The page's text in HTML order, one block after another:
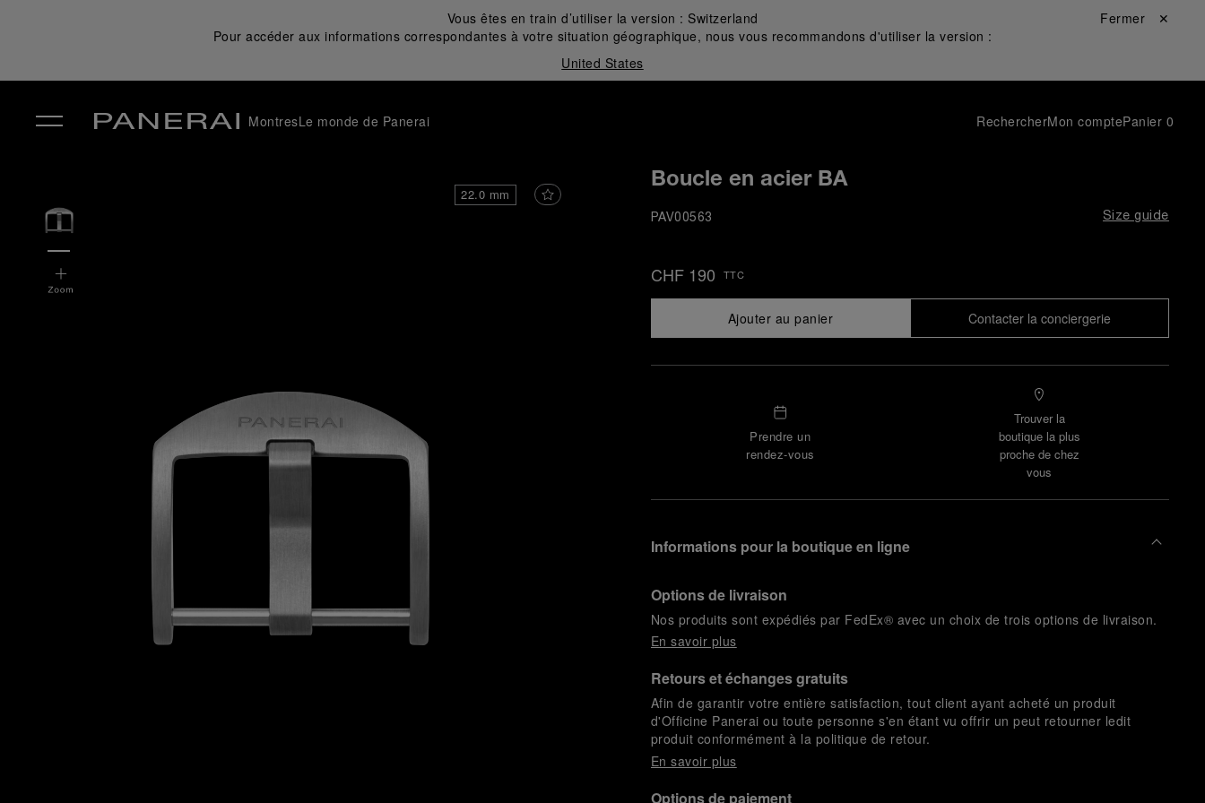
Vous êtes en train d’utiliser la version : Switzerland
Pour accéder aux informations correspondantes à votre situation géographique, nous vous recommandons d'utiliser la version :
United States
Fermer ✕
MontresLe monde de Panerai RechercherMon comptePanier 0
22.0 mm
Boucle en acier BA
PAV00563 Size guide
CHF 190 TTC
Ajouter au panier Contacter la conciergerie
Prendre un
rendez-vous
Trouver la
boutique la plus
proche de chez
vous
Informations pour la boutique en ligne
Options de livraison
Nos produits sont expédiés par FedEx® avec un choix de trois options de livraison.
En savoir plus
Retours et échanges gratuits
Afin de garantir votre entière satisfaction, tout client ayant acheté un produit
d'Officine Panerai ou toute personne s'en étant vu offrir un peut retourner ledit
produit conformément à la politique de retour.
En savoir plus
Options de paiement